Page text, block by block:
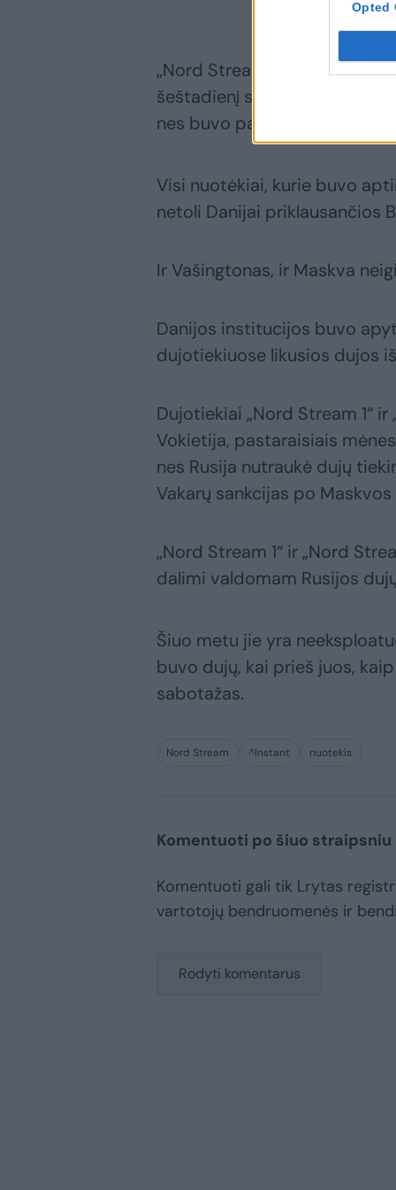
Opted
„Nord Stream“ dujotiekių
šeštadienį sakė, kad iš
nes buvo pasiekta dujų ir
Visi nuotėkiai, kurie buvo
netoli Danijai priklausančios
Ir Vašingtonas, ir Maskva
Danijos institucijos buvo
dujotiekiuose likusios dujos
Dujotiekiai „Nord Stream 1“
Vokietija, pastaraisiais
nes Rusija nutraukė dujų
Vakarų sankcijas po
„Nord Stream 1“ ir „Nord
dalimi valdomam Rusijos
Šiuo metu jie yra
buvo dujų, kai prieš juos,
sabotažas.
Nord Stream ^Instant nuotekis
Komentuoti po šiuo straipsniu
Komentuoti gali tik Lrytas
vartotojų bendruomenės ir
Rodyti komentarus